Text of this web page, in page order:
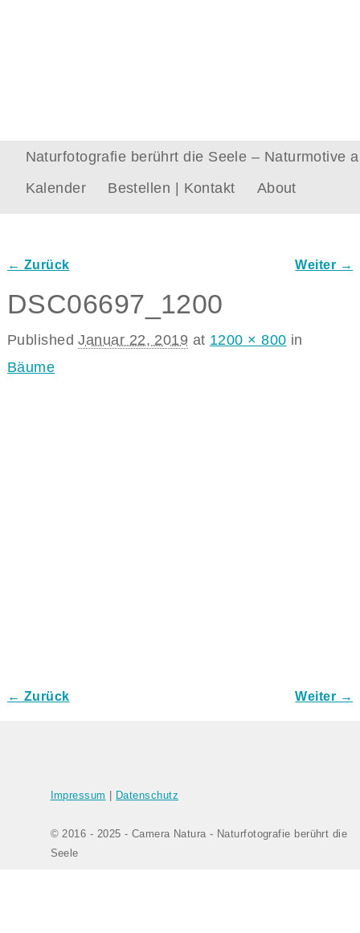
Naturfotografie berührt die Seele – Naturmotive
Kalender
Bestellen | Kontakt About
← Zurück Weiter →
DSC06697_1200
PublishedJanuar 22, 2019 at 1200 × 800 in
Bäume
← Zurück Weiter →
Impressum Datenschutz
© 2016 - 2025 - Camera Natura - Naturfotografie berührt die
Seele